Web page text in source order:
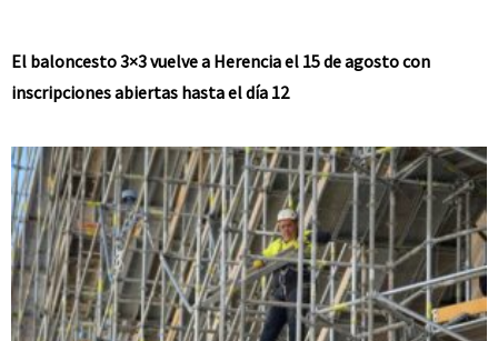
El baloncesto 3×3 vuelve a Herencia el 15 de agosto con
inscripciones abiertas hasta el día 12